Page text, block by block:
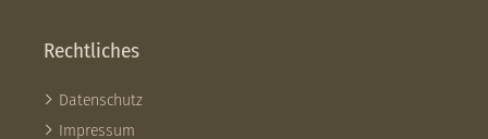
Rechtliches
Datenschutz
Impressum